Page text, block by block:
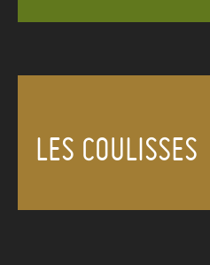
LES COULISSES